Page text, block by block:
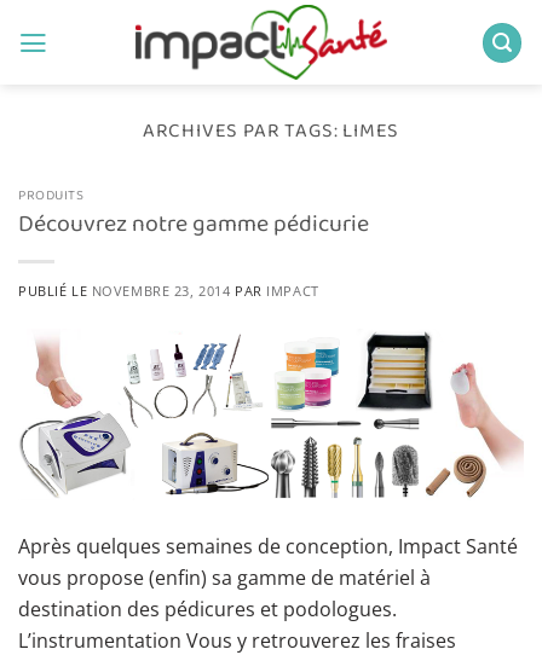
au
ARCHIVES PAR TAGS:LIMES
PRODUITS
Découvrez notre gamme pédicurie
PUBLIÉ LE NOVEMBRE 23, 2014 PAR IMPACT
Après quelques semaines de conception, Impact Santé
vous propose (enfin) sa gamme de matériel à
destination des pédicures et podologues.
L’instrumentation Vous y retrouverez les fraises